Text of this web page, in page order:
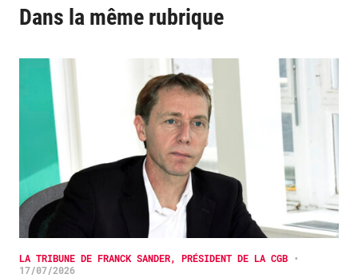
Dans la même rubrique
LA TRIBUNE DE FRANCK SANDER, PRÉSIDENT DE LA CGB •
17/07/2026